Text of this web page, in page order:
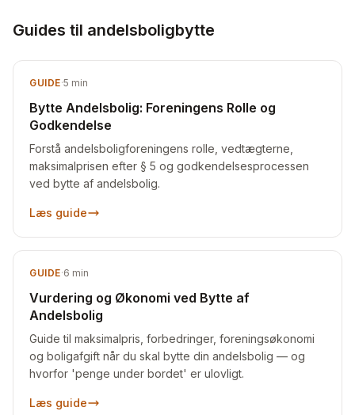
Guides til andelsboligbytte
GUIDE·5 min
Bytte Andelsbolig: Foreningens Rolle og
Godkendelse
Forstå andelsboligforeningens rolle, vedtægterne,
maksimalprisen efter § 5 og godkendelsesprocessen
ved bytte af andelsbolig.
Læs guide
GUIDE·6 min
Vurdering og Økonomi ved Bytte af
Andelsbolig
Guide til maksimalpris, forbedringer, foreningsøkonomi
og boligafgift når du skal bytte din andelsbolig — og
hvorfor 'penge under bordet' er ulovligt.
Læs guide